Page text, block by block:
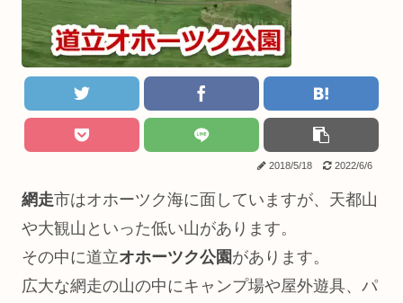
2018/5/18 2022/6/6
網走市はオホーツク海に面していますが、天都山
や大観山といった低い山があります。
その中に道立オホーツク公園があります。
広大な網走の山の中にキャンプ場や屋外遊具、パ